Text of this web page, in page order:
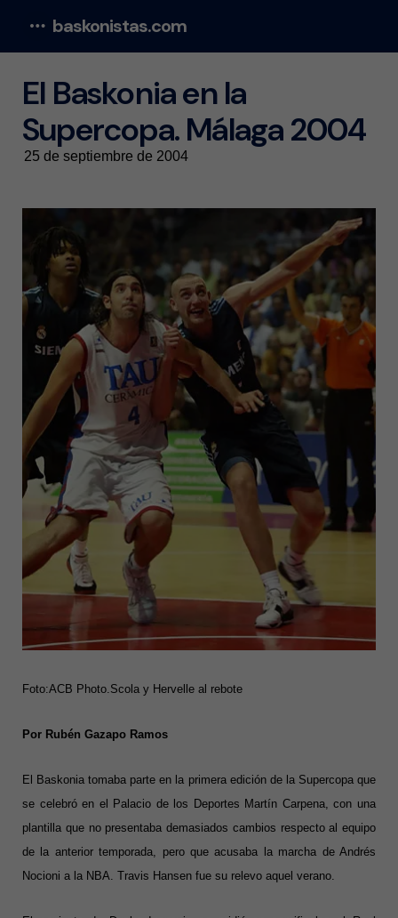
baskonistas.com
El Baskonia en la
Supercopa. Málaga 2004
25 de septiembre de 2004
Foto:ACB Photo.Scola y Hervelle al rebote
Por Rubén Gazapo Ramos
El Baskonia tomaba parte en la primera edición de la Supercopa que
se celebró en el Palacio de los Deportes Martín Carpena, con una
plantilla que no presentaba demasiados cambios respecto al equipo
de la anterior temporada, pero que acusaba la marcha de Andrés
Nocioni a la NBA. Travis Hansen fue su relevo aquel verano.